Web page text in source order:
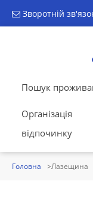
Зворотній
Пошук
Організація
відпочинку
Головна Лазещина